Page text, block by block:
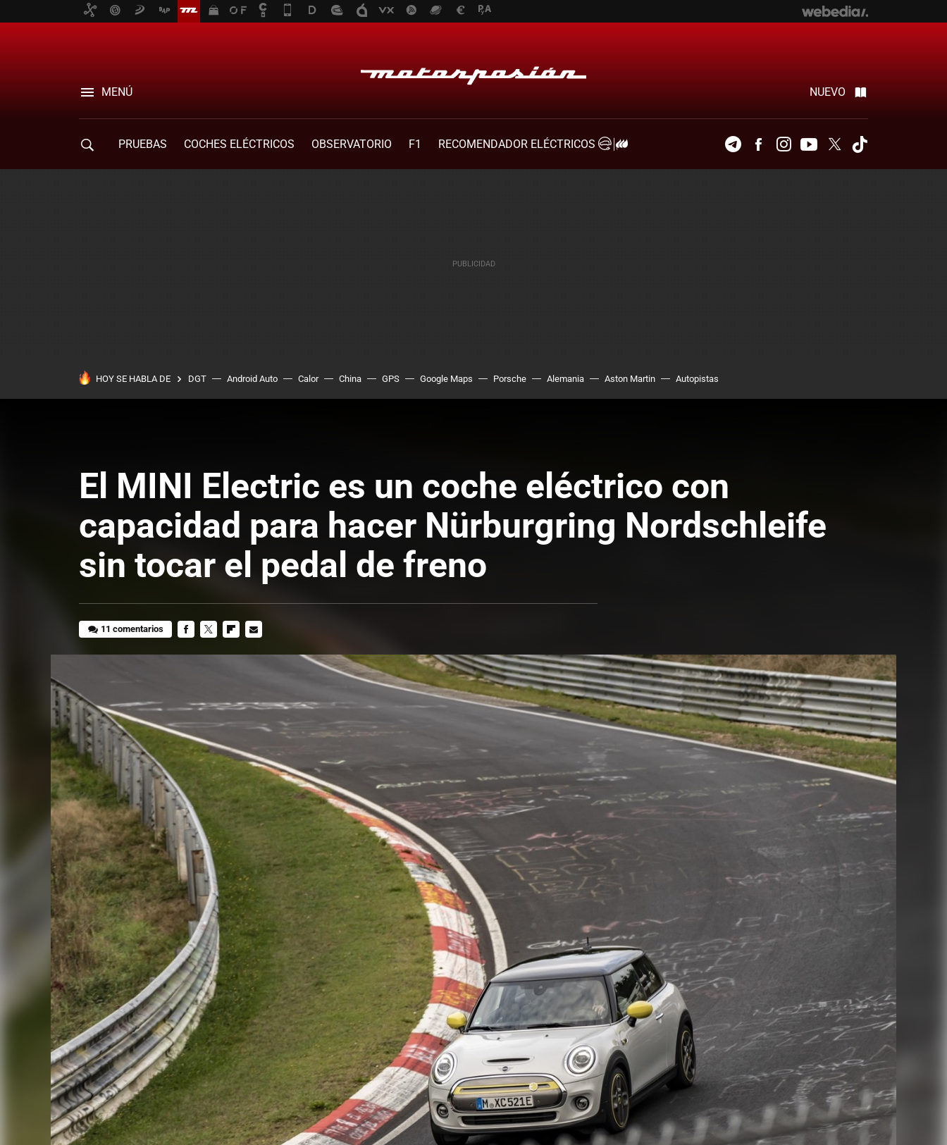
MENÚ NUEVO
PRUEBAS COCHES ELÉCTRICOS OBSERVATORIO F1
RECOMENDADOR ELÉCTRICOS
TelegramFacebookInstagramYoutubeTwitter
HOY SE HABLA DE DGT Android Auto Calor China GPS Google Maps Porsche Alemania Aston Martin Autopistas
El MINI Electric es un coche eléctrico con
capacidad para hacer Nürburgring Nordschleife
sin tocar el pedal de freno
11 comentarios